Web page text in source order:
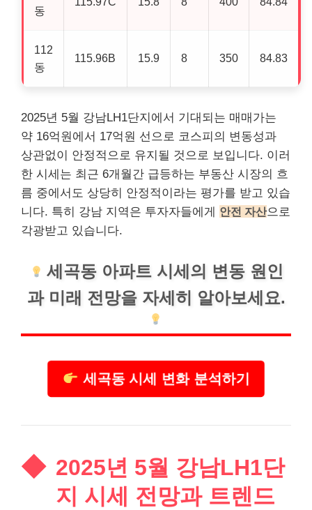
동
112
동
115.96B 15.9 8 350 84.83
2025년 5월 강남LH1단지에서 기대되는 매매가는
약 16억원에서 17억원 선으로 코스피의 변동성과
상관없이 안정적으로 유지될 것으로 보입니다. 이러
한 시세는 최근 6개월간 급등하는 부동산 시장의 흐
름 중에서도 상당히 안정적이라는 평가를 받고 있습
니다. 특히 강남 지역은 투자자들에게 안전 자산으로
각광받고 있습니다.
세곡동 아파트 시세의 변동 원인
과 미래 전망을 자세히 알아보세요.
세곡동 시세 변화 분석하기
2025년 5월 강남LH1단
지 시세 전망과 트렌드